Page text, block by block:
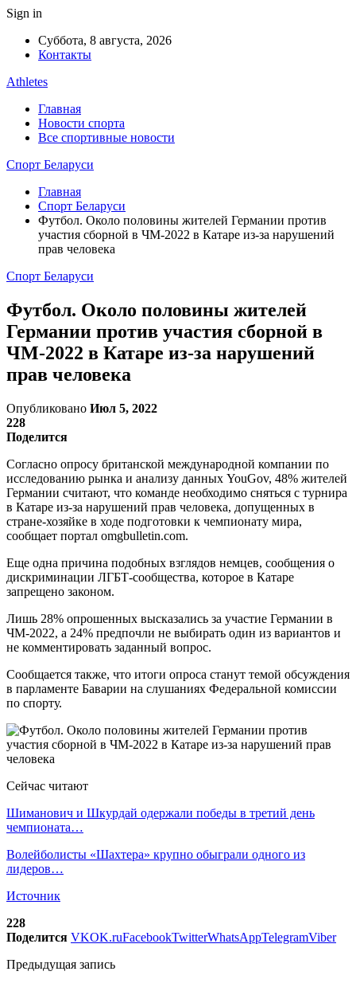
Sign in
Суббота, 8 августа, 2026
Контакты
Athletes
Главная
Новости спорта
Все спортивные новости
Спорт Беларуси
Главная
Спорт Беларуси
Футбол. Около половины жителей Германии против
участия сборной в ЧМ-2022 в Катаре из-за нарушений
прав человека
Спорт Беларуси
Футбол. Около половины жителей
Германии против участия сборной в
ЧМ-2022 в Катаре из-за нарушений
прав человека
Опубликовано Июл 5, 2022
228
Поделится
Согласно опросу британской международной компании по
исследованию рынка и анализу данных YouGov, 48% жителей
Германии считают, что команде необходимо сняться с турнира
в Катаре из-за нарушений прав человека, допущенных в
стране-хозяйке в ходе подготовки к чемпионату мира,
сообщает портал omgbulletin.com.
Еще одна причина подобных взглядов немцев, сообщения о
дискриминации ЛГБТ-сообщества, которое в Катаре
запрещено законом.
Лишь 28% опрошенных высказались за участие Германии в
ЧМ-2022, а 24% предпочли не выбирать один из вариантов и
не комментировать заданный вопрос.
Сообщается также, что итоги опроса станут темой обсуждения
в парламенте Баварии на слушаниях Федеральной комиссии
по спорту.
Сейчас читают
Шиманович и Шкурдай одержали победы в третий день
чемпионата…
Волейболисты «Шахтера» крупно обыграли одного из
лидеров…
Источник
228
Поделится VKOK.ruFacebookTwitterWhatsAppTelegramViber
Предыдущая запись